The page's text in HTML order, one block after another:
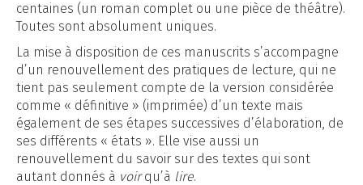
centaines (un roman complet ou une pièce de théâtre).
Toutes sont absolument uniques.
La mise à disposition de ces manuscrits s’accompagne
d’un renouvellement des pratiques de lecture, qui ne
tient pas seulement compte de la version considérée
comme « définitive » (imprimée) d’un texte mais
également de ses étapes successives d’élaboration, de
ses différents « états ». Elle vise aussi un
renouvellement du savoir sur des textes qui sont
autant donnés à voirqu’à lire.